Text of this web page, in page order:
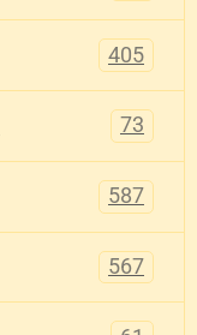
405
73
587
567